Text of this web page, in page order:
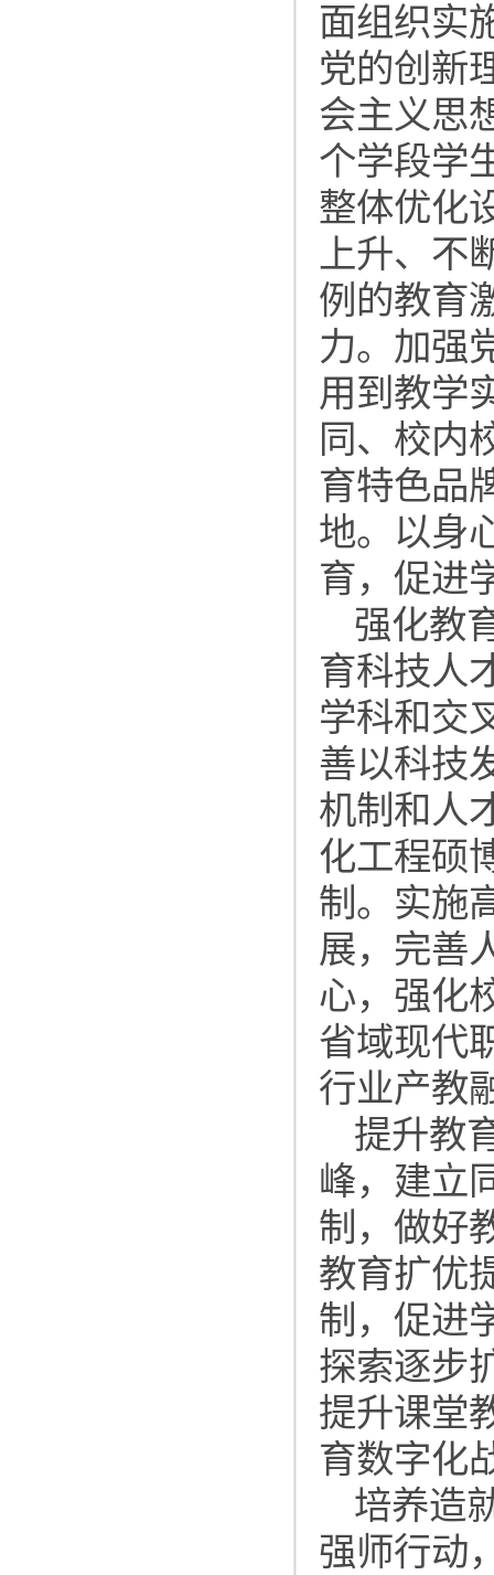
面组织实
党的创新
会主义思
个学段学
整体优化
上升、
例的教育
力。加强
用到教学
同、校内
育特色品
地。以身
育，促进
强化教
育科技人
学科和交
善以科技
机制和人
化工程硕
制。实施
展，完善
心，强化
省域现代
行业产教
提升教
峰，建立
制，做好
教育扩优
制，促进
探索逐步
提升课堂
育数字化
培养造
强师行动